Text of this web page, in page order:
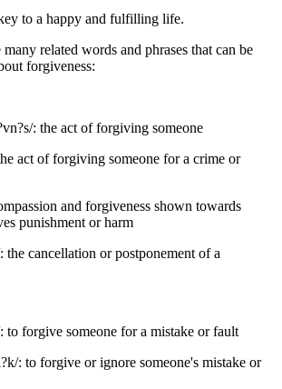
to a happy and fulfilling life.
related words and phrases that can be
forgiveness:
: the act of forgiving someone
act of forgiving someone for a crime or
and forgiveness shown towards
punishment or harm
the cancellation or postponement of a
to forgive someone for a mistake or fault
: to forgive or ignore someone's mistake or